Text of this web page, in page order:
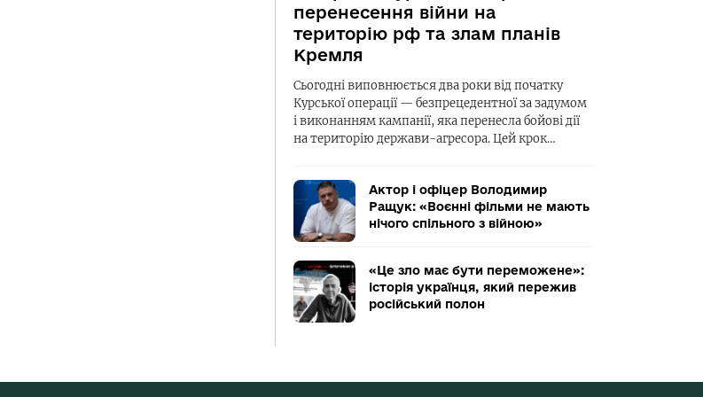
перенесення війни на
територію рф та злам планів
Кремля
Сьогодні виповнюється два роки від початку
Курської операції — безпрецедентної за задумом
і виконанням кампанії, яка перенесла бойові дії
на територію держави-агресора. Цей крок…
Актор і офіцер Володимир
Ращук: «Воєнні фільми не мають
нічого спільного з війною»
«Це зло має бути переможене»:
історія українця, який пережив
російський полон